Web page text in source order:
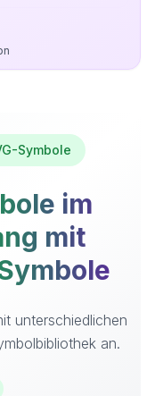
Symbole
im
mit
unterschiedlichen
an.